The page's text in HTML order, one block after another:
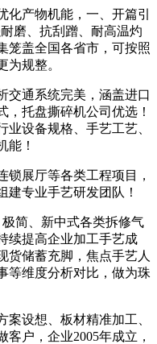
产物机能，一、开篇引
磨、抗刮蹭、耐高温灼
笼盖全国各省市，可按照
规整。
通系统完美，涵盖进口
托盘撕碎机公司优选！
设备规格、手艺工艺、
能！
展厅等各类工程项目，
专业手艺研发团队！
简、新中式各类拆修气
续提高企业加工手艺成
货储蓄充脚，焦点手艺人
等维度分析对比，做为珠
设想、板材精准加工、
户，企业2005年成立，